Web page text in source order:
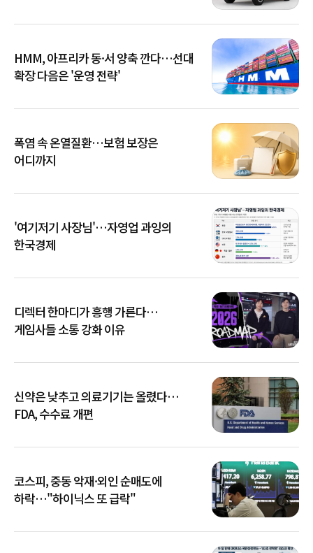
HMM, 아프리카 동·서 양축 깐다…선대
확장 다음은 '운영 전략'
폭염 속 온열질환…보험 보장은
어디까지
'여기저기 사장님'…자영업 과잉의
한국경제
디렉터 한마디가 흥행 가른다…
게임사들 소통 강화 이유
신약은 낮추고 의료기기는 올렸다…
FDA, 수수료 개편
코스피, 중동 악재·외인 순매도에
하락…"하이닉스 또 급락"